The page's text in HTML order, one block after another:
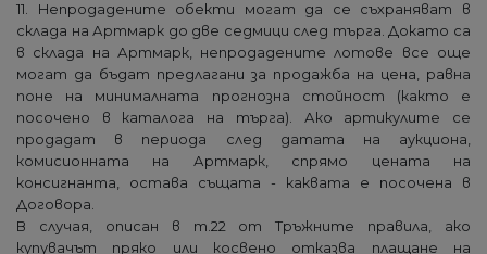
11. Непродадените обекти могат да се съхраняват в
склада на Артмарк до две седмици след търга. Докато са
в склада на Артмарк, непродадените лотове все още
могат да бъдат предлагани за продажба на цена, равна
поне на минималната прогнозна стойност (както е
посочено в каталога на търга). Ако артикулите се
продадат в периода след датата на аукциона,
комисионната на Артмарк, спрямо цената на
консигнанта, остава същата - каквата е посочена в
Договора.
В случая, описан в т.22 от Тръжните правила, ако
купувачът пряко или косвено отказва плащане на